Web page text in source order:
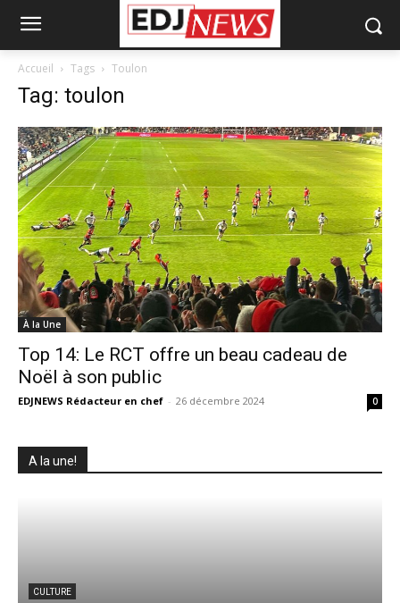
Accueil Tags Toulon
Tag: toulon
À la Une
Top 14: Le RCT offre un beau cadeau de
Noël à son public
EDJNEWS Rédacteur en chef - 26 décembre 2024 0
A la une!
CULTURE